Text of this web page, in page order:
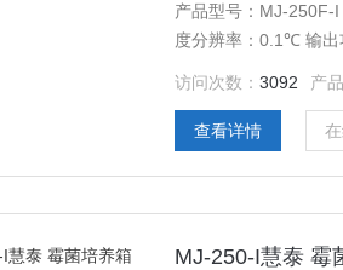
产品型号：MJ-
度分辨率：0.1℃ 输出
访问次数：3092 产
查看详情
MJ-250-I慧泰 霉